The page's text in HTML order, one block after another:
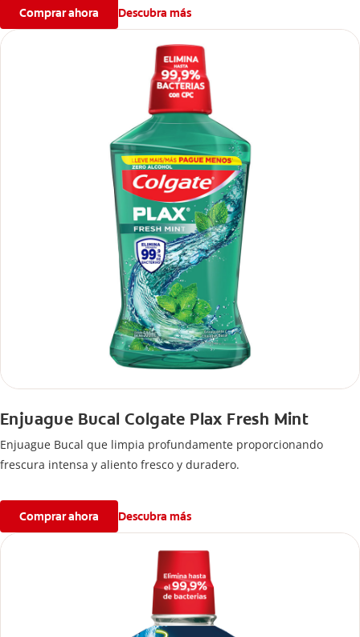
Comprar ahora Descubra más
Enjuague Bucal Colgate Plax Fresh Mint
Enjuague Bucal que limpia profundamente proporcionando
frescura intensa y aliento fresco y duradero.
Comprar ahora Descubra más